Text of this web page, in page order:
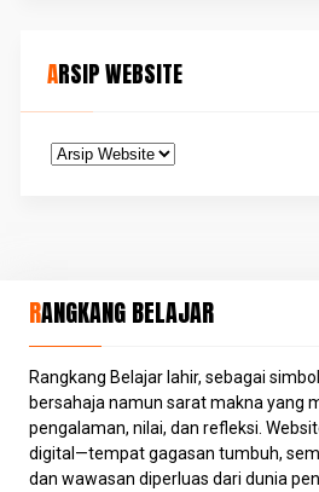
ARSIP WEBSITE
RANGKANG BELAJAR
Rangkang Belajar lahir, sebagai
bersahaja namun sarat makna yang
pengalaman, nilai, dan refleksi.
digital—tempat gagasan tumbuh,
dan wawasan diperluas dari dunia